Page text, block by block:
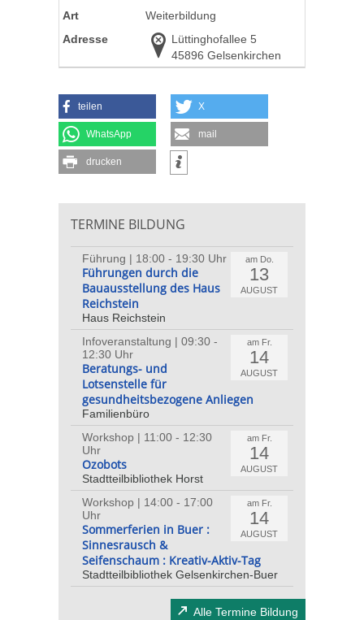
Weiterbildung
Lüttinghofallee 5
45896 Gelsenkirchen
teilen X
WhatsApp mail
drucken
TERMINE BILDUNG
am Do.
13
AUGUST
Führung | 18:00 - 19:30 Uhr
Führungen durch die
Bauausstellung des Haus
Reichstein
Haus Reichstein
am Fr.
14
AUGUST
Infoveranstaltung | 09:30 -
12:30 Uhr
Beratungs- und
Lotsenstelle für
gesundheitsbezogene Anliegen
Familienbüro
am Fr.
14
AUGUST
Workshop | 11:00 - 12:30
Uhr
Ozobots
Stadtteilbibliothek Horst
am Fr.
14
AUGUST
Workshop | 14:00 - 17:00
Uhr
Sommerferien in Buer :
Sinnesrausch &
Seifenschaum : Kreativ-Aktiv-Tag
Stadtteilbibliothek Gelsenkirchen-Buer
Alle Termine Bildung